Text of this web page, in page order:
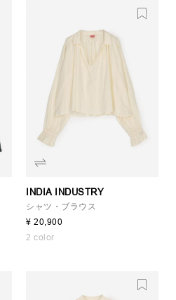
INDIA INDUSTRY
シャツ・ブラウス
¥ 20,900
2 color